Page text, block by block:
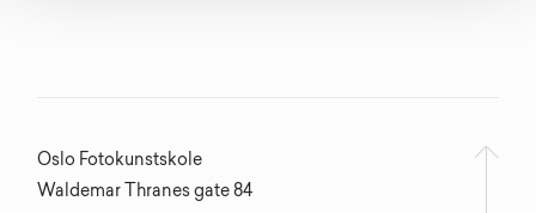
Oslo Fotokunstskole
Waldemar Thranes gate 84